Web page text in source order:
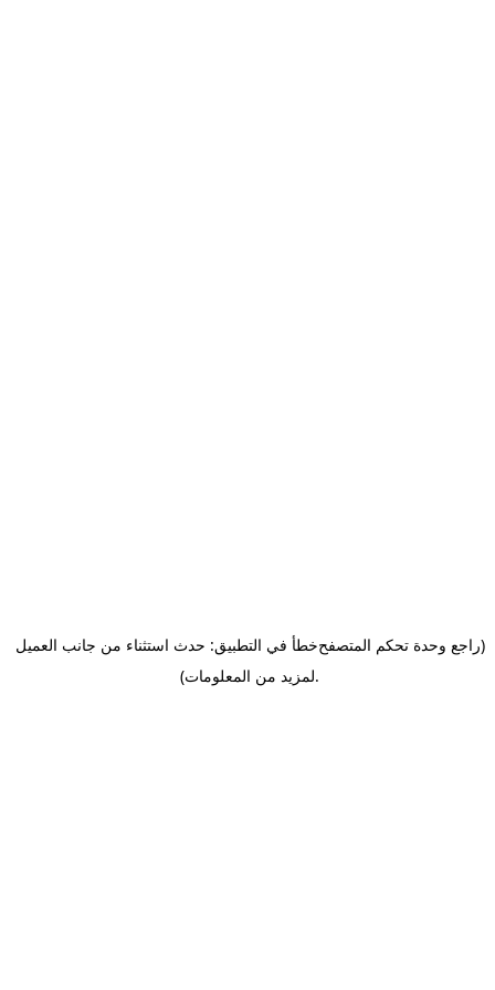
خطأ في التطبيق: حدث استثناء من جانب العميل(راجع وحدة تحكم المتصفح
لمزيد من المعلومات).